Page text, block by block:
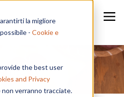
la migliore
- Cookie e
the best user
and Privacy
verranno tracciate.
in a Week